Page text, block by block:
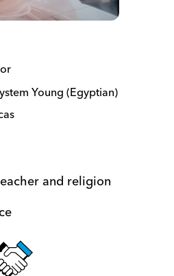
Young (Egyptian)
and religion